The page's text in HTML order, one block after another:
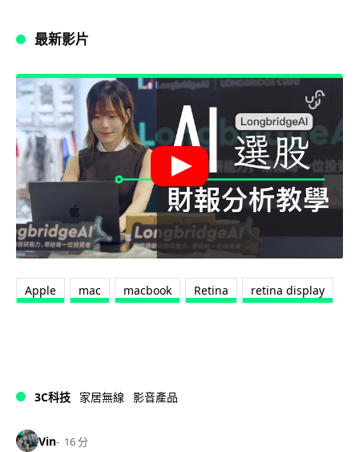
最新影片
Apple mac macbook Retina retina display
3C科技 家居無線 影音產品
Vin 16 分